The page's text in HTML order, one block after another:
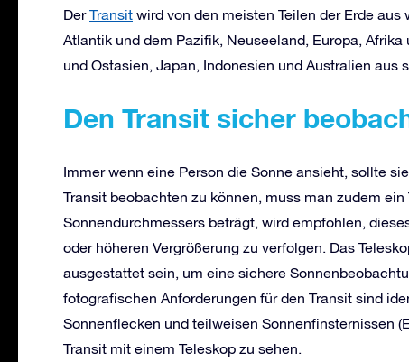
DerTransit wird von den meisten Teilen der Erde
Atlantik und dem Pazifik, Neuseeland, Europa,
und Ostasien, Japan, Indonesien und Australien aus
Den Transit sicher
Immer wenn eine Person die Sonne ansieht, sollte
Transit beobachten zu können, muss man zudem
Sonnendurchmessers beträgt, wird empfohlen,
oder höheren Vergrößerung zu verfolgen. Das
ausgestattet sein, um eine sichere
fotografischen Anforderungen für den Transit sind
Sonnenflecken und teilweisen Sonnenfinsternissen
Transit mit einem Teleskop zu sehen.